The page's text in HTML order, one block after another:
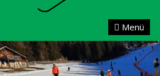
Menü